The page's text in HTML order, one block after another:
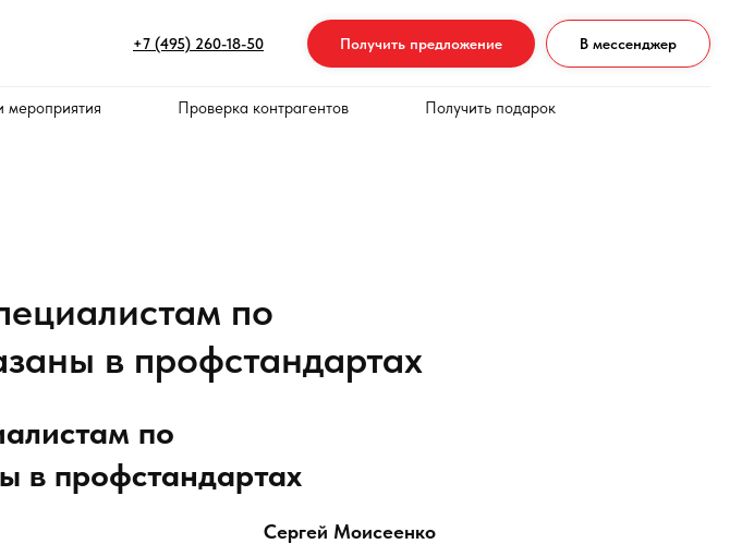
+7 (495) 260-18-50 Получить предложение В мессенджер
мероприятия Проверка контрагентов
Получить подарок
по
в профстандартах
по
в профстандартах
Сергей Моисеенко